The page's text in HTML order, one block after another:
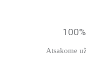
Atsakome